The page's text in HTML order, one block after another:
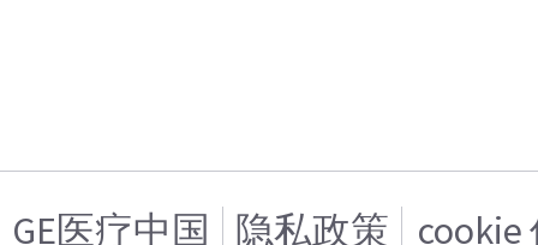
GE医疗中国 隐私政策 cookie